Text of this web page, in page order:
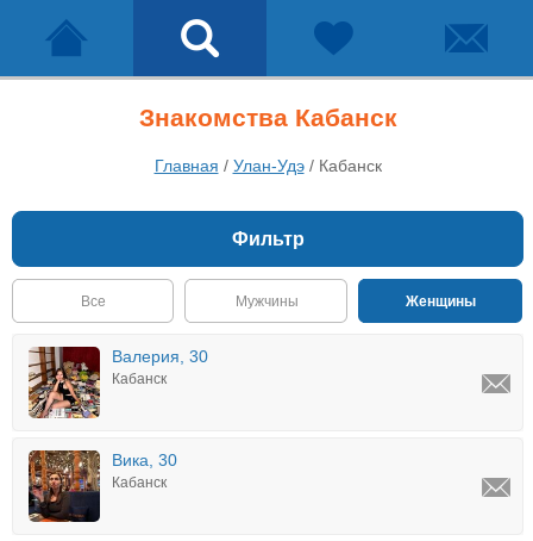
Знакомства Кабанск
Главная / Улан-Удэ/ Кабанск
Фильтр
Все Мужчины Женщины
Валерия, 30
Кабанск
Вика, 30
Кабанск